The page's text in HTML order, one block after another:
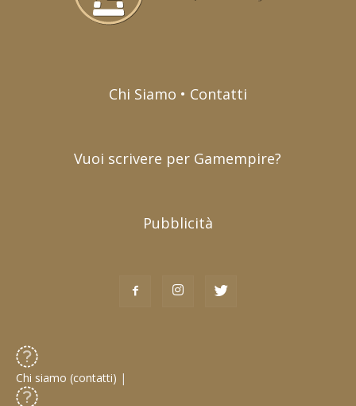
Chi Siamo • Contatti
Vuoi scrivere per Gamempire?
Pubblicità
Chi siamo (contatti) |